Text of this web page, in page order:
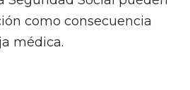
como consecuencia
médica.